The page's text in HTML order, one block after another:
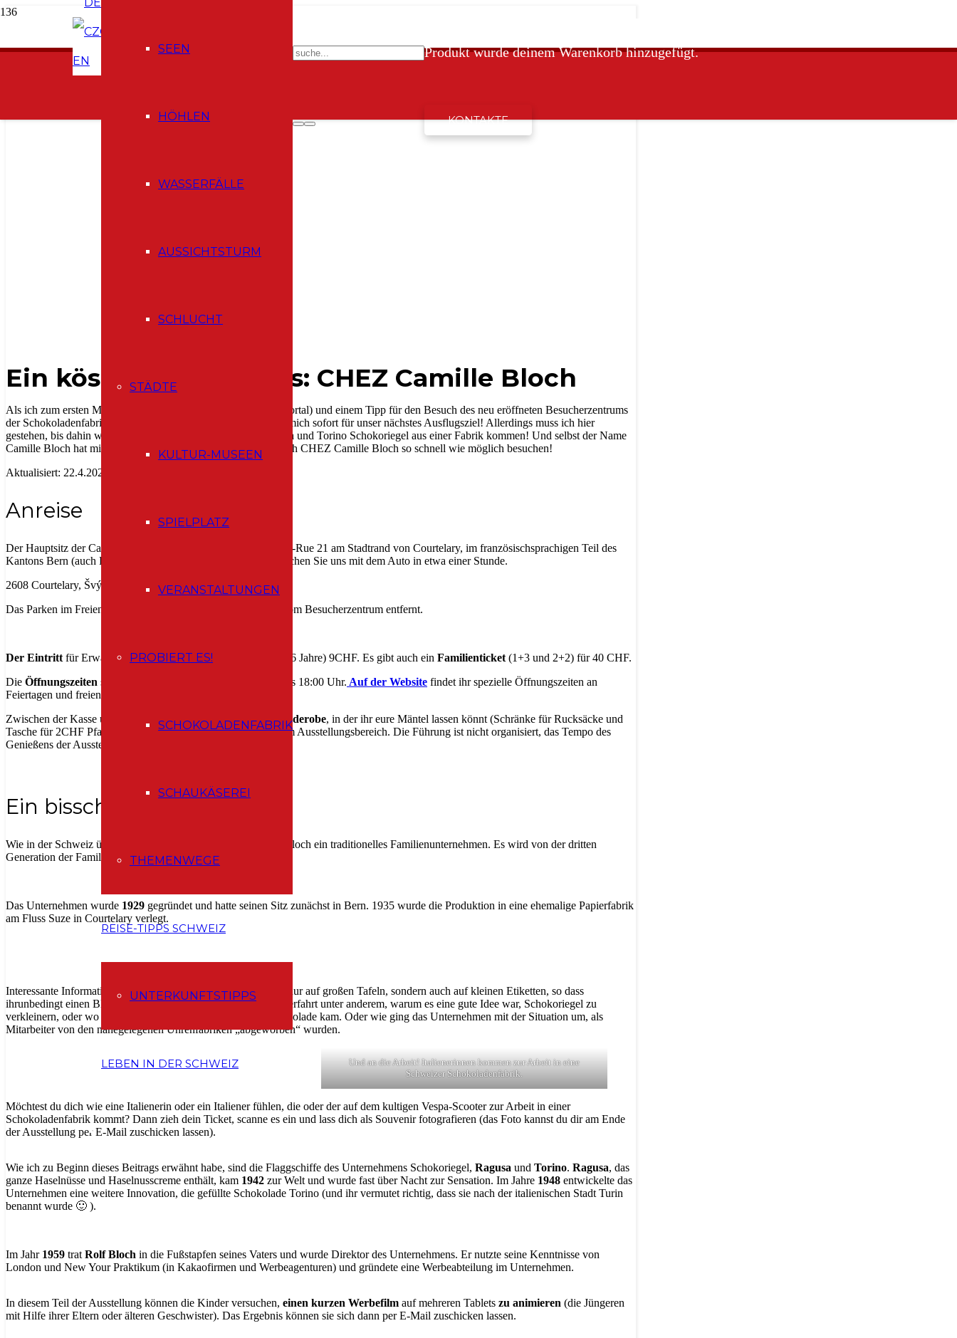
CZ
EN
SEEN
HÖHLEN
WASSERFÄLLE
AUSSICHTSTURM
SCHLUCHT
STÄDTE
KULTUR-MUSEEN
SPIELPLATZ
VERANSTALTUNGEN
PROBIERT ES!
SCHOKOLADENFABRIK
SCHAUKÄSEREI
THEMENWEGE
REISE-TIPPS SCHWEIZ
UNTERKUNFTSTIPPS
LEBEN IN DER SCHWEIZ
Produktwurde deinem Warenkorb hinzugefügt.
KONTAKTE
Ein köstliches Erlebnis: CHEZ Camille Bloch
Als ich zum ersten Mal auf der Freizeit.ch (Schweizer Freizeitportal) und einem Tipp für den Besuch des neu eröffneten Besucherzentrums
der Schokoladenfabrik Camille Bloch entdeckte, entschied ich mich sofort für unser nächstes Ausflugsziel! Allerdings muss ich hier
gestehen, bis dahin wusste ich nicht, dass die berühmten Ragusa und Torino Schokoriegel aus einer Fabrik kommen! Und selbst der Name
Camille Bloch hat mir nicht geklingelt :O Und deshalb wollte ich CHEZ Camille Bloch so schnell wie möglich besuchen!
Aktualisiert: 22.4.2024
Anreise
Der Hauptsitz der Camille Bloch SA befindet sich an der Grand-Rue 21 am Stadtrand von Courtelary, im französischsprachigen Teil des
Kantons Bern (auch Bernese-Jura genannt). Von Bern aus erreichen Sie uns mit dem Auto in etwa einer Stunde.
2608 Courtelary, Švýcarsko
Das Parken im Freien ist kostenlos, es ist nur wenige Schritte vom Besucherzentrum entfernt.
Der Eintritt für Erwachsene beträgt 15 CHF, für Kinder (6 – 16 Jahre) 9CHF. Es gibt auch ein Familienticket (1+3 und 2+2) für 40 CHF.
Die Öffnungszeiten sind von Dienstag bis Sonntag von 9:30 bis 18:00 Uhr. Auf der Website findet ihr spezielle Öffnungszeiten an
Feiertagen und freien Tagen.
Zwischen der Kasse und dem Shop/Café befindet sich eineGarderobe, in der ihr eure Mäntel lassen könnt (Schränke für Rucksäcke und
Tasche für 2CHF Pfand). Über die Drehkreuze gelanget ihr zum Ausstellungsbereich. Die Führung ist nicht organisiert, das Tempo des
Genießens der Ausstellung liegt allein bei euch.
Ein bisschen Geschichte
Wie in der Schweiz üblich, ist die Schokoladenfabrik Camille Bloch ein traditionelles Familienunternehmen. Es wird von der dritten
Generation der Familie Bloch (wie z.B. Kambly) geführt.
Das Unternehmen wurde 1929 gegründet und hatte seinen Sitz zunächst in Bern. 1935 wurde die Produktion in eine ehemalige Papierfabrik
am Fluss Suze in Courtelary verlegt.
Interessante Informationen erfahrt ihre während der Tour nicht nur auf großen Tafeln, sondern auch auf kleinen Etiketten, so dass
ihrunbedingt einen Blick unter die „Deckel“ werfen solltet. Ihr erfahrt unter anderem, warum es eine gute Idee war, Schokoriegel zu
verkleinern, oder wo Herr Bloch auf den Namen Ragusa-Schokolade kam. Oder wie ging das Unternehmen mit der Situation um, als
Mitarbeiter von den nahegelegenen Uhrenfabriken „abgeworben“ wurden.
Und an die Arbeit! Italienerinnen kommen zur Arbeit in eine
Schweizer Schokoladenfabrik.
Möchtest du dich wie eine Italienerin oder ein Italiener fühlen, die oder der auf dem kultigen Vespa-Scooter zur Arbeit in einer
Schokoladenfabrik kommt? Dann zieh dein Ticket, scanne es ein und lass dich als Souvenir fotografieren (das Foto kannst du dir am Ende
der Ausstellung per E-Mail zuschicken lassen).
Wie ich zu Beginn dieses Beitrags erwähnt habe, sind die Flaggschiffe des Unternehmens Schokoriegel, Ragusa und Torino. Ragusa, das
ganze Haselnüsse und Haselnusscreme enthält, kam 1942 zur Welt und wurde fast über Nacht zur Sensation. Im Jahre 1948 entwickelte das
Unternehmen eine weitere Innovation, die gefüllte Schokolade Torino (und ihr vermutet richtig, dass sie nach der italienischen Stadt Turin
benannt wurde 🙂 ).
Im Jahr 1959 trat Rolf Bloch in die Fußstapfen seines Vaters und wurde Direktor des Unternehmens. Er nutzte seine Kenntnisse von
London und New Your Praktikum (in Kakaofirmen und Werbeagenturen) und gründete eine Werbeabteilung im Unternehmen.
In diesem Teil der Ausstellung können die Kinder versuchen, einen kurzen Werbefilm auf mehreren Tablets zu animieren (die Jüngeren
mit Hilfe ihrer Eltern oder älteren Geschwister). Das Ergebnis können sie sich dann per E-Mail zuschicken lassen.